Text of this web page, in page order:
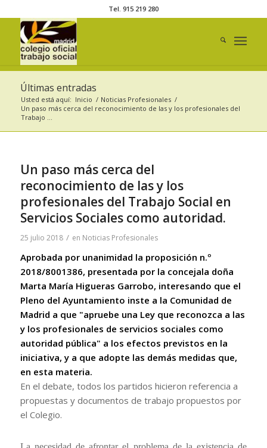
Tel. 915 219 280
Últimas entradas
Usted está aquí: Inicio / Noticias Profesionales /
Un paso más cerca del reconocimiento de las y los profesionales del
Trabajo ...
Un paso más cerca del
reconocimiento de las y los
profesionales del Trabajo Social en
Servicios Sociales como autoridad.
25 julio 2018 / en Noticias Profesionales
Aprobada por unanimidad la proposición n.º
2018/8001386, presentada por la concejala doña
Marta María Higueras Garrobo, interesando que el
Pleno del Ayuntamiento inste a la Comunidad de
Madrid a que "apruebe una Ley que reconozca a las
y los profesionales de servicios sociales como
autoridad pública" a los efectos previstos en la
iniciativa, y a que adopte las demás medidas que,
en esta materia.
En el debate, todos los partidos hicieron referencia a
propuestas y documentos de trabajo propuestos por
el Colegio.